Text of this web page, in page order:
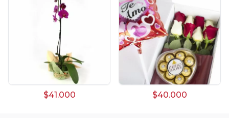
$41.000 $40.000